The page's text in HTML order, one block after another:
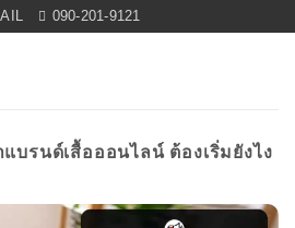
090-201-9121
แบรนด์เสื้อออนไลน์ ต้องเริ่มยังไง